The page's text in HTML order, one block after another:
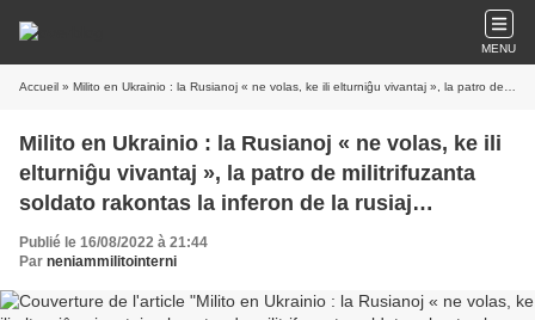
MENU
Accueil » Milito en Ukrainio : la Rusianoj « ne volas, ke ili elturniĝu vivantaj », la patro de militrifuzanta soldato rakontas la inferon de la rusiaj malliberejoj
Milito en Ukrainio : la Rusianoj « ne volas, ke ili
elturniĝu vivantaj », la patro de militrifuzanta
soldato rakontas la inferon de la rusiaj
malliberejoj
Publié le 16/08/2022 à 21:44
Par neniammilitointerni